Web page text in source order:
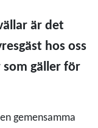
är det
hos oss
som gäller för
gemensamma